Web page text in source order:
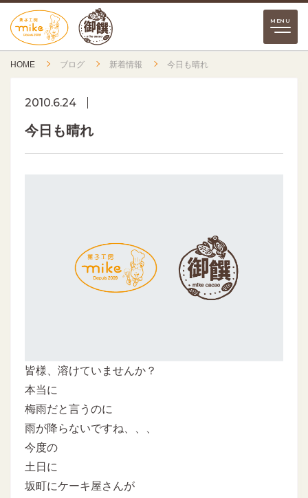
HOME ブログ 新着情報 今日も晴れ
2010.6.24
今日も晴れ
皆様、溶けていませんか？
本当に
梅雨だと言うのに
雨が降らないですね、、、
今度の
土日に
坂町にケーキ屋さんが